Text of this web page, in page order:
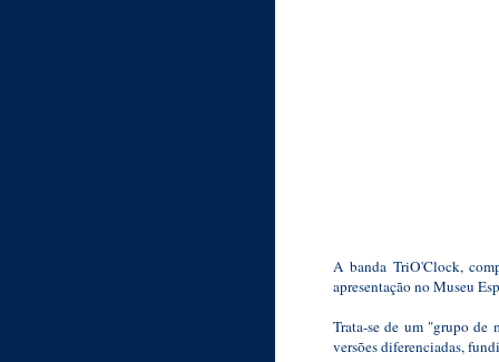
A banda TriO'Clock,
apresentação no Museu
Trata-se de um "grupo de
versões diferenciadas,